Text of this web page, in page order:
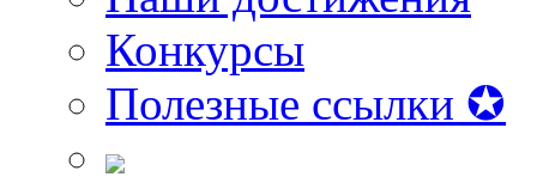
Конкурсы
Полезные ссылки ✪